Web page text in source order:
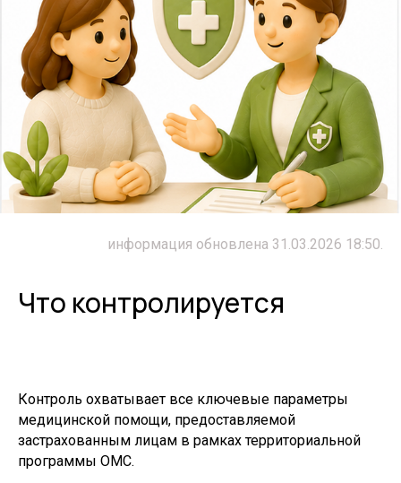
информация обновлена 31.03.2026 18:50.
Что контролируется
Контроль охватывает все ключевые параметры
медицинской помощи, предоставляемой
застрахованным лицам в рамках территориальной
программы ОМС.